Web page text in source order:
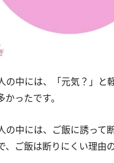
の中には、「元気？」と
ったです。
の中には、ご飯に誘って
、ご飯は断りにくい理由